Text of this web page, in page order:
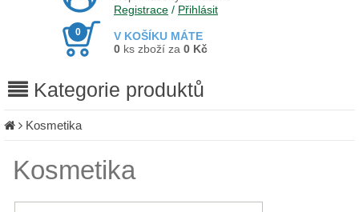
Registrace / Přihlásit
V KOŠÍKU MÁTE
0
0 ks zboží za 0 Kč
Kategorie produktů
Kosmetika
Kosmetika